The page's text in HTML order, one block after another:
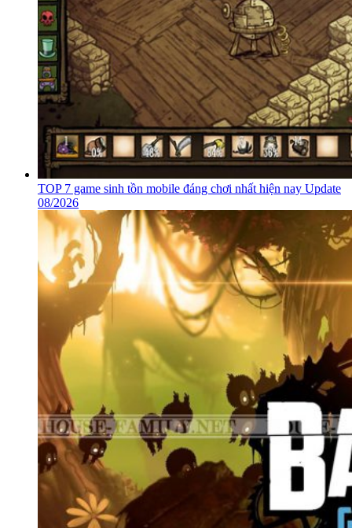
TOP 7 game sinh tồn mobile đáng chơi nhất hiện nay Update
08/2026